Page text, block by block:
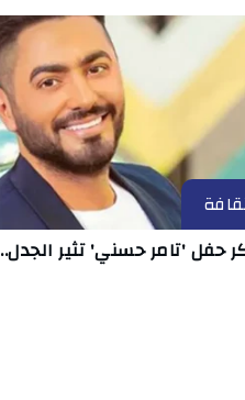
حفل 'تامر حسني' تثير الجدل..